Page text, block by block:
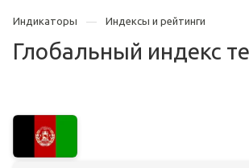
Индикаторы Индексы и рейтинги
Глобальный индекс